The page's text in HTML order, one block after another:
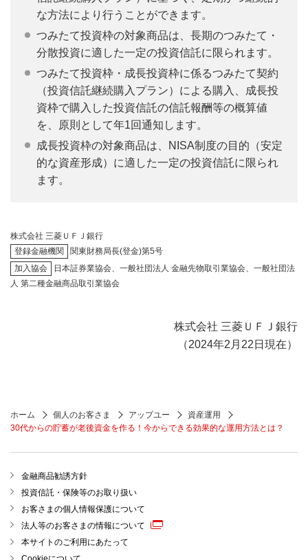
な方法により行うことができます。
つみたて投資枠の対象商品は、長期のつみたて・
分散投資に適した一定の投資信託に限られます。
つみたて投資枠・成長投資枠に係るつみたて契約
（投資信託継続購入プラン）による購入、成長投
資枠で購入した投資信託の信託報酬等の概算値
を、原則として年1回通知します。
成長投資枠の対象商品は、NISA制度の目的（安定
的な資産形成）に適した一定の投資信託に限られ
ます。
株式会社 三菱ＵＦＪ銀行
登録金融機関
関東財務局長(登金)第5号
加入協会
日本証券業協会、一般社団法人 金融先物取引業協会、一般社団法
人 第二種金融商品取引業協会
株式会社 三菱ＵＦＪ銀行
（2024年2月22日現在）
ホーム 個人のお客さま アップユー
資産運用
30代からの貯蓄が老後資金を作る！今からできる効果的な運用方法とは？
金融商品勧誘方針
投資信託・保険等のお取り扱い
お客さまの個人情報保護について
法人等のお客さまの情報について
本サイトのご利用にあたって